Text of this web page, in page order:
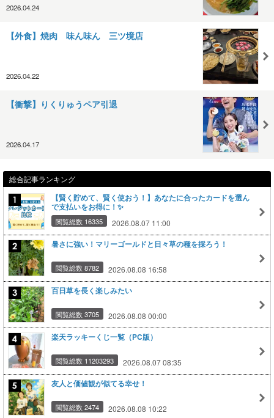
2026.04.24
【外食】焼肉 味ん味ん 三ツ境店
2026.04.22
【衝撃】りくりゅうペア引退
2026.04.17
総合記事ランキング
【賢く貯めて、賢く使おう！】あなたに合ったカードを選ん
で支払いをお得に！✨
閲覧総数 16335 2026.08.07 11:00
暑さに強い！マリーゴールドと日々草の種を採ろう！
閲覧総数 8782 2026.08.08 16:58
百日草を長く楽しみたい
閲覧総数 3705 2026.08.08 00:00
楽天ラッキーくじ一覧（PC版）
閲覧総数 11203293 2026.08.07 08:35
友人と価値観が似てる幸せ！
閲覧総数 2474 2026.08.08 10:22